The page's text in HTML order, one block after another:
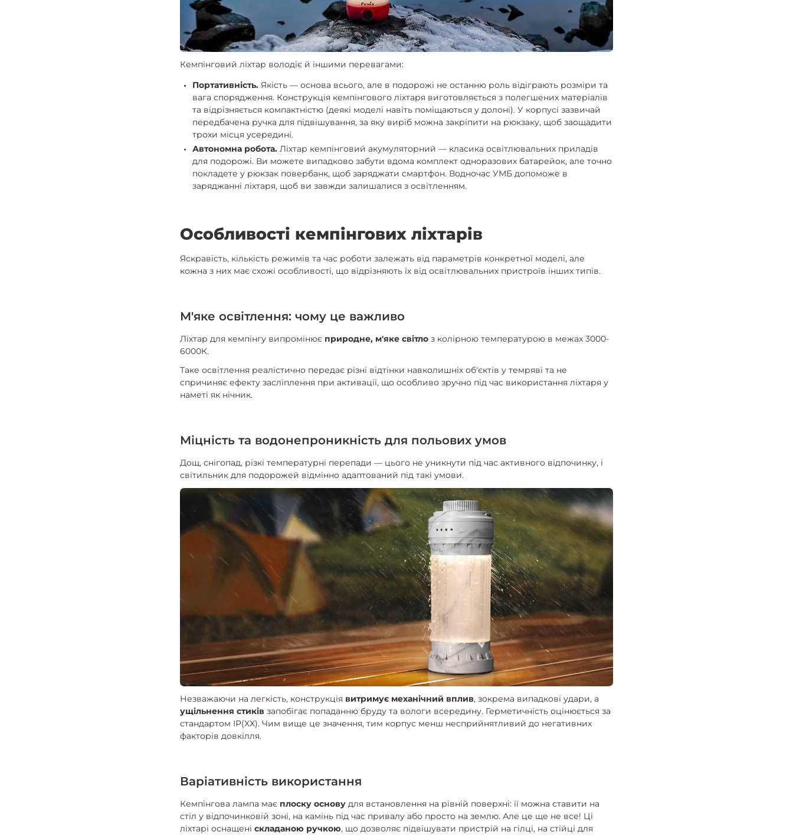
Кемпінговий ліхтар володіє й іншими перевагами:
Портативність. Якість — основа всього, але в подорожі не останню роль відіграють розміри та
вага спорядження. Конструкція кемпінгового ліхтаря виготовляється з полегшених матеріалів
та відрізняється компактністю (деякі моделі навіть поміщаються у долоні). У корпусі зазвичай
передбачена ручка для підвішування, за яку виріб можна закріпити на рюкзаку, щоб заощадити
трохи місця усередині.
Автономна робота. Ліхтар кемпінговий акумуляторний — класика освітлювальних приладів
для подорожі. Ви можете випадково забути вдома комплект одноразових батарейок, але точно
покладете у рюкзак повербанк, щоб заряджати смартфон. Водночас УМБ допоможе в
заряджанні ліхтаря, щоб ви завжди залишалися з освітленням.
Особливості кемпінгових ліхтарів
Яскравість, кількість режимів та час роботи залежать від параметрів конкретної моделі, але
кожна з них має схожі особливості, що відрізняють їх від освітлювальних пристроїв інших типів.
М'яке освітлення: чому це важливо
Ліхтар для кемпінгу випромінює природне, м'яке світло з колірною температурою в межах 3000-
6000К.
Таке освітлення реалістично передає різні відтінки навколишніх об'єктів у темряві та не
спричиняє ефекту засліплення при активації, що особливо зручно під час використання ліхтаря у
наметі як нічник.
Міцність та водонепроникність для польових умов
Дощ, снігопад, різкі температурні перепади — цього не уникнути під час активного відпочинку, і
світильник для подорожей відмінно адаптований під такі умови.
Незважаючи на легкість, конструкція витримує механічний вплив, зокрема випадкові удари, а
ущільнення стиків запобігає попаданню бруду та вологи всередину. Герметичність оцінюється за
стандартом IP(XX). Чим вище це значення, тим корпус менш несприйнятливий до негативних
факторів довкілля.
Варіативність використання
Кемпінгова лампа має плоску основу для встановлення на рівній поверхні: її можна ставити на
стіл у відпочинковій зоні, на камінь під час привалу або просто на землю. Але це ще не все! Ці
ліхтарі оснащеніскладаною ручкою, що дозволяє підвішувати пристрій на гілці, на стійці для